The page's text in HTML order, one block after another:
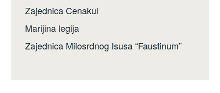
Zajednica Cenakul
Marijina legija
Zajednica Milosrdnog Isusa “Faustinum”